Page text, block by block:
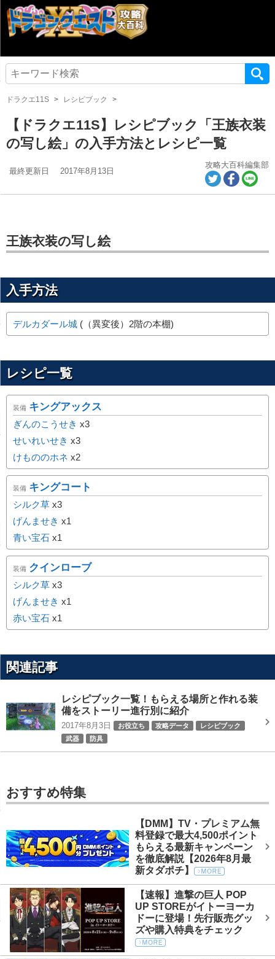
ドラクエ11S レシピブック
【ドラクエ11S】レシピブック「王族衣装
の写し絵」の入手方法とレシピ一覧
最終更新日 2017年8月13日
攻略大百科編集部
王族衣装の写し絵
入手方法
デルカダール城 (（異変後）2階の本棚)
レシピ一覧
装備 キングアックス
ぎんのこうせき x3
せいれいせき x3
けもののホネ x2
装備 キングコート
シルク草 x3
げんませき x1
青い宝石 x1
装備 クインローブ
シルク草 x3
げんませき x1
赤い宝石 x1
関連記事
レシピブック一覧！もらえる場所と作れる装
備をストーリー進行別に紹介
2017年8月3日 お役立ち 攻略データ
レシピブック
武器
防具
おすすめ特集
【DMM】TV・プレミアム無
料登録で最大4,500ポイント
もらえる最新キャンペーン
を徹底解説【2026年8月最
新タダポチ】
【速報】進撃の巨人 POP
UP STOREがイトーヨーカ
ドーに登場！先行販売グッ
ズや購入特典をチェック